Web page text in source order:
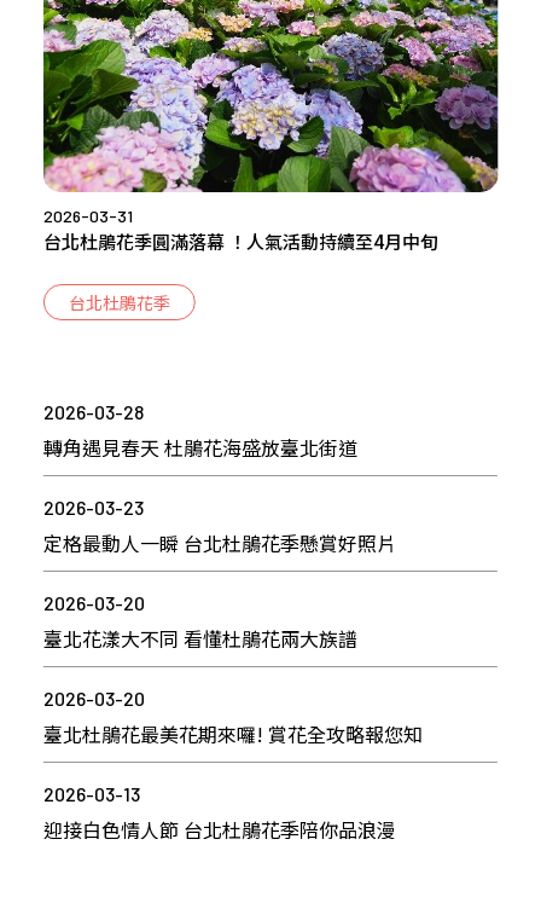
2026-03-31
台北杜鵑花季圓滿落幕 ！人氣活動持續至4月中旬
台北杜鵑花季
2026-03-28
轉角遇見春天 杜鵑花海盛放臺北街道
2026-03-23
定格最動人一瞬 台北杜鵑花季懸賞好照片
2026-03-20
臺北花漾大不同 看懂杜鵑花兩大族譜
2026-03-20
臺北杜鵑花最美花期來囉! 賞花全攻略報您知
2026-03-13
迎接白色情人節 台北杜鵑花季陪你品浪漫